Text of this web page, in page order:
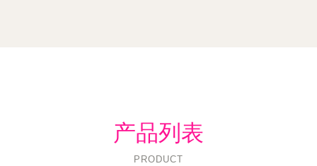
产品列表
PRODUCT